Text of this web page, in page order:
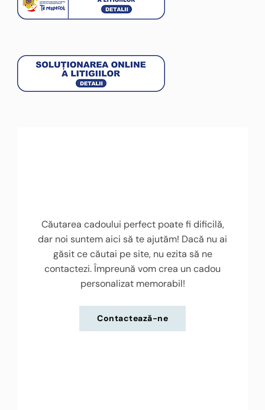
Căutarea cadoului perfect poate fi dificilă,
dar noi suntem aici să te ajutăm! Dacă nu ai
găsit ce căutai pe site, nu ezita să ne
contactezi. Împreună vom crea un cadou
personalizat memorabil!
Contactează-ne